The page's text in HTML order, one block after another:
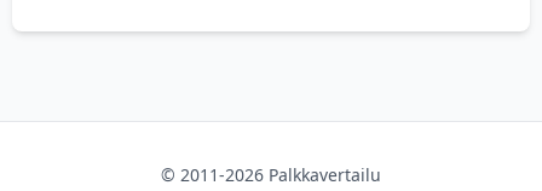
© 2011-2026 Palkkavertailu